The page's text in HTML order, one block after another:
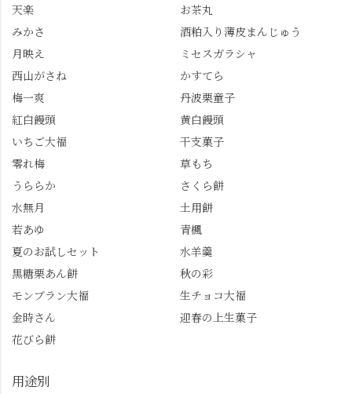
天楽
お茶丸
みかさ
酒粕入り薄皮まんじゅう
月映え
ミセスガラシャ
西山がさね
かすてら
梅一爽
丹波栗童子
紅白饅頭
黄白饅頭
いちご大福
干支菓子
零れ梅
草もち
うららか
さくら餅
水無月
土用餅
若あゆ
青楓
夏のお試しセット
水羊羹
黒糖栗あん餅
秋の彩
モンブラン大福
生チョコ大福
金時さん
迎春の上生菓子
花びら餅
用途別